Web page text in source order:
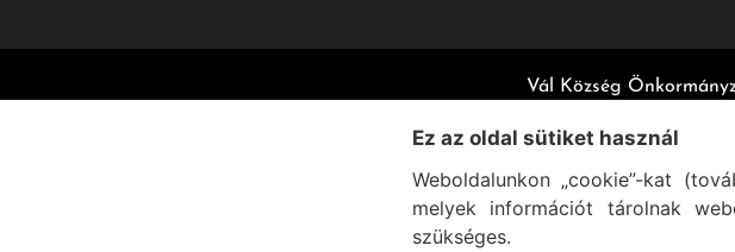
Vál Község
Ez az oldal sütiket használ
Weboldalunkon „cookie”-kat
melyek információt tárolnak
szükséges.